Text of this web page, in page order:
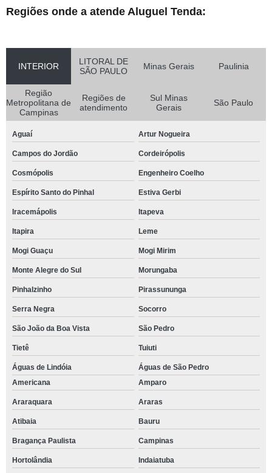
Regiões onde a atende Aluguel Tenda:
INTERIOR
LITORAL DE
SÃO PAULO
Minas Gerais Paulinia
Região
Metropolitana de
Campinas
Regiões de
atendimento
Sul Minas
Gerais
São Paulo
Aguaí Artur Nogueira
Campos do Jordão Cordeirópolis
Cosmópolis Engenheiro Coelho
Espírito Santo do Pinhal Estiva Gerbi
Iracemápolis Itapeva
Itapira Leme
Mogi Guaçu Mogi Mirim
Monte Alegre do Sul Morungaba
Pinhalzinho Pirassununga
Serra Negra Socorro
São João da Boa Vista São Pedro
Tietê Tuiuti
Águas de Lindóia
Águas de São Pedro
Americana
Amparo
Araraquara Araras
Atibaia Bauru
Bragança Paulista Campinas
Hortolândia Indaiatuba